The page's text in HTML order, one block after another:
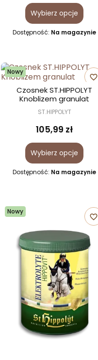
Wybierz opcje
Dostępność: Na magazynie
Nowy
favorite_border
Czosnek ST.HIPPOLYT
Knoblizem granulat
ST.HIPPOLYT
105,99 zł
Wybierz opcje
Dostępność: Na magazynie
Nowy
favorite_border